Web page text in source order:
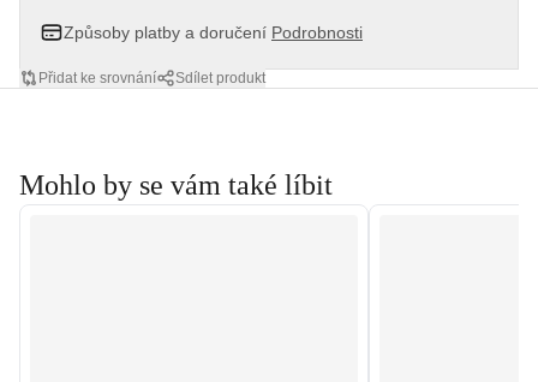
Způsoby platby a doručení Podrobnosti
Přidat ke srovnání Sdílet produkt
Mohlo by se vám také líbit